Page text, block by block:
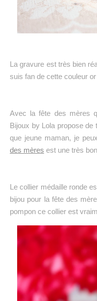
La gravure est très bien
suis fan de cette couleur
Avec la fête des mères
Bijoux by Lola propose
que jeune maman, je
des mères est une très
Le collier médaille ronde
bijou pour la fête des
pompon ce collier est